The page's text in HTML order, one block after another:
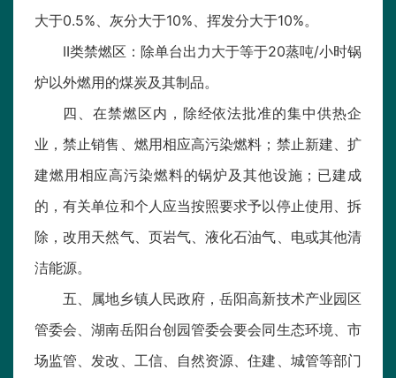
大于0.5%、灰分大于10%、挥发分大于10%。
II类禁燃区：除单台出力大于等于20蒸吨/小时锅
炉以外燃用的煤炭及其制品。
四、在禁燃区内，除经依法批准的集中供热企
业，禁止销售、燃用相应高污染燃料；禁止新建、扩
建燃用相应高污染燃料的锅炉及其他设施；已建成
的，有关单位和个人应当按照要求予以停止使用、拆
除，改用天然气、页岩气、液化石油气、电或其他清
洁能源。
五、属地乡镇人民政府，岳阳高新技术产业园区
管委会、湖南岳阳台创园管委会要会同生态环境、市
场监管、发改、工信、自然资源、住建、城管等部门